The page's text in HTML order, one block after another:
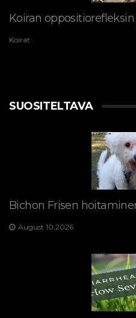
Koiran
Koirat
SUOSITELTAVA
Bichon Frisen
August 10,2026